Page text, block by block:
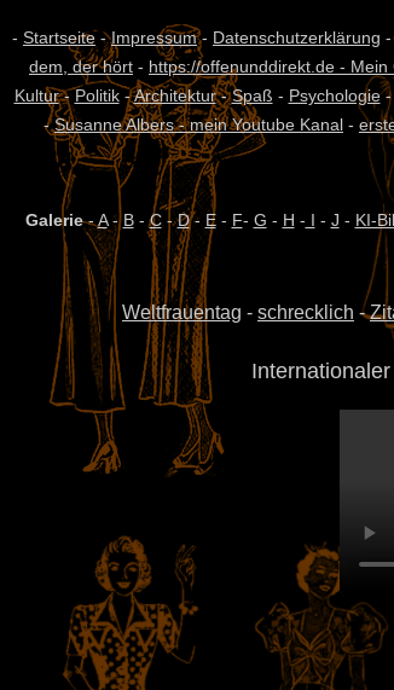
- Startseite-Impressum- Datenschutzerklärung
dem, der hört - https://offenunddirekt.de -
Kultur-Politik-Architektur-Spaß - Psychologie-
-Susanne Albers - mein Youtube Kanal -
Galerie-A-B-C-D- E- F- G - H - I - J - KI-
Weltfrauentag - schrecklich -